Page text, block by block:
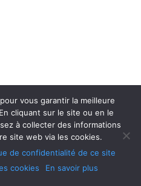
vous garantir la meilleure
cliquant sur le site ou en le
à collecter des informations
site web via les cookies.
de confidentialité de ce site
cookies
En savoir plus